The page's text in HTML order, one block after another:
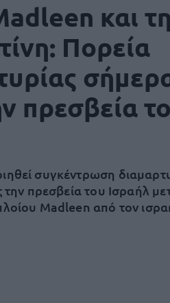
και
Πορεία
πρεσβεία
συγκέντρωση
την πρεσβεία του Ισραήλ
Madleen από τον